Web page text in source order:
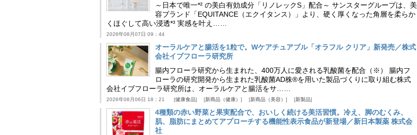
～日本で唯一*² の美白有効成分「リノレックS」配合～ サンスターグループは、美
容ブランド「EQUITANCE（エクイタンス）」より、硬く厚くなった角層を柔らか
くほぐして高い浸透*³ 実感を叶え……
2026年08月07日 09：44
オーラルケアと腸活を1粒で。Wケアチュアブル「オラフル クリア」新発売／株式
会社イブフローラ研究所
腸内フローラ研究から生まれた、400万人に愛される乳酸菌を配合（※） 腸内フ
ローラの研究開発から生まれた乳酸菌AD株®を用いた製品づくりに取り組む株式
会社イブフローラ研究所は、オーラルケアと腸活をサ……
2026年08月06日 18：21 健康食品 新商品（健康） 新商品（美容） 新製品
4種類の赤い野菜と果実配合で、おいしく続ける美活習慣。冷え、脚のむくみ、
肌、脂肪にまとめてアプローチする機能性表示食品が新登場／新日本製薬 株式会
社